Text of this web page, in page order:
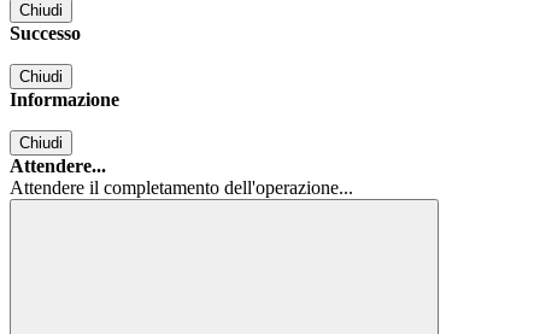
Chiudi
Successo
Chiudi
Informazione
Chiudi
Attendere...
Attendere il completamento dell'operazione...